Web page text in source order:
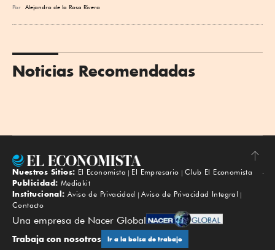
Por Alejandro de la Rosa Rivera
Noticias Recomendadas
Subir
Nuestros Sitios: El Economista El Empresario
Club El Economista
Publicidad: Mediakit
Institucional: Aviso de Privacidad
Aviso de Privacidad Integral
Contacto
Una empresa de Nacer Global
Trabaja con nosotros Ir a la bolsa de trabajo